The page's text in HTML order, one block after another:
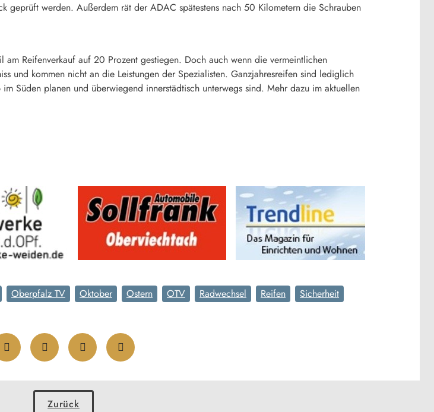
geprüft werden. Außerdem rät der ADAC spätestens nach 50 Kilometern die Schrauben
Reifenverkauf auf 20 Prozent gestiegen. Doch auch wenn die vermeintlichen
und kommen nicht an die Leistungen der Spezialisten. Ganzjahresreifen sind lediglich
Süden planen und überwiegend innerstädtisch unterwegs sind. Mehr dazu im aktuellen
Oberpfalz TV Oktober Ostern OTV Radwechsel Reifen Sicherheit
Zurück